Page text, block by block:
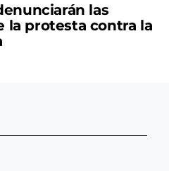
las
la protesta contra la